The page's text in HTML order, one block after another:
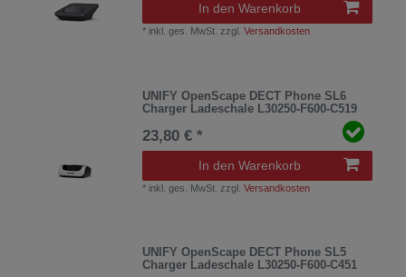
In den Warenkorb
* inkl. ges. MwSt. zzgl.Versandkosten
UNIFY OpenScape DECT Phone SL6
Charger Ladeschale L30250-F600-C519
23,80 € *
In den Warenkorb
* inkl. ges. MwSt. zzgl.Versandkosten
UNIFY OpenScape DECT Phone SL5
Charger Ladeschale L30250-F600-C451